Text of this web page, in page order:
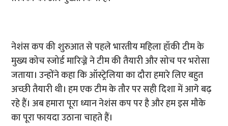
नेशंस कप की शुरुआत से पहले भारतीय महिला हॉकी टीम के
मुख्य कोच स्जोर्ड मारिज्ने ने टीम की तैयारी और सोच पर भरोसा
जताया। उन्होंने कहा कि ऑस्ट्रेलिया का दौरा हमारे लिए बहुत
अच्छी तैयारी थी। हम एक टीम के तौर पर सही दिशा में आगे बढ़
रहे हैं। अब हमारा पूरा ध्यान नेशंस कप पर है और हम इस मौके
का पूरा फायदा उठाना चाहते हैं।